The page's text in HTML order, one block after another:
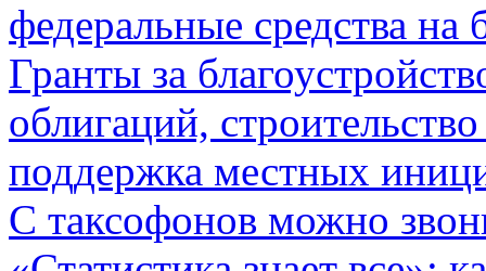
федеральные средства на
Гранты за
облигаций,
поддержка местных
C таксофонов можно